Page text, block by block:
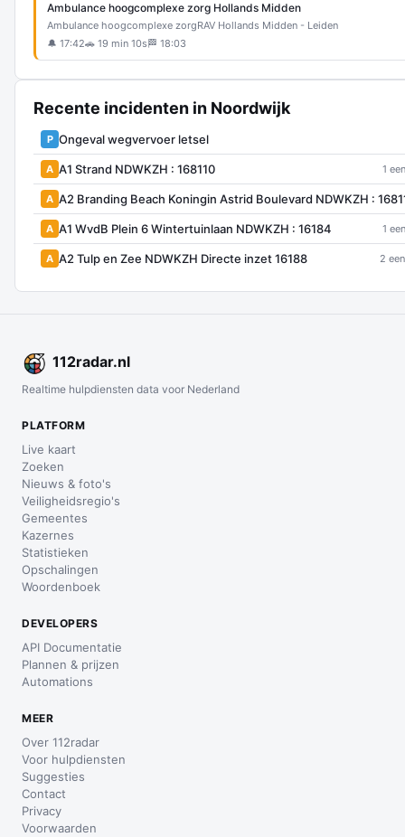
Ambulance hoogcomplexe zorg Hollands Midden
Ambulance hoogcomplexe zorgRAV Hollands Midden - Leiden
🔔 17:42🚗 19 min 10s 🏁 18:03
Recente incidenten in Noordwijk
P Ongeval wegvervoer letsel
A A1 Strand NDWKZH : 168110 1
A A2 Branding Beach Koningin Astrid Boulevard NDWKZH :
A A1 WvdB Plein 6 Wintertuinlaan NDWKZH : 16184 1
A A2 Tulp en Zee NDWKZH Directe inzet 16188 2
112radar.nl
Realtime hulpdiensten data voor Nederland
PLATFORM
Live kaart
Zoeken
Nieuws & foto's
Veiligheidsregio's
Gemeentes
Kazernes
Statistieken
Opschalingen
Woordenboek
DEVELOPERS
API Documentatie
Plannen & prijzen
Automations
MEER
Over 112radar
Voor hulpdiensten
Suggesties
Contact
Privacy
Voorwaarden